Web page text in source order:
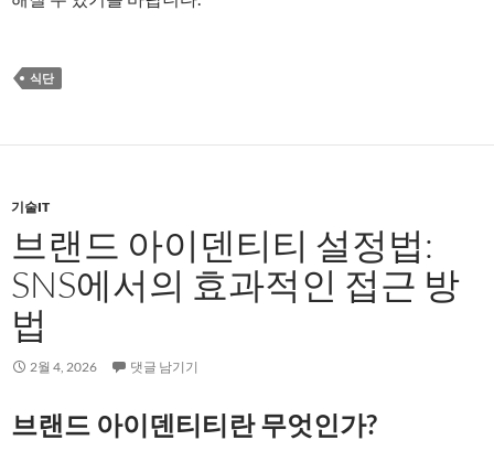
식단
기술IT
브랜드 아이덴티티 설정법:
SNS에서의 효과적인 접근 방
법
2월 4, 2026 댓글 남기기
브랜드 아이덴티티란 무엇인가?